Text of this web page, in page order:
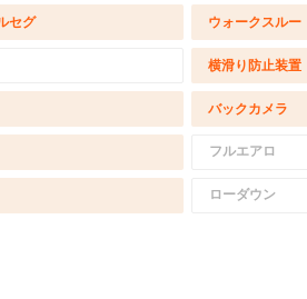
セグ ウォークスルー
横滑り防止装置
バックカメラ
フルエアロ
ローダウン